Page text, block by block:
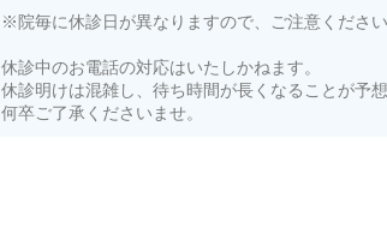
※院毎に休診日が異なりますので、ご注意ください
休診中のお電話の対応はいたしかねます。
休診明けは混雑し、待ち時間が長くなることが予想
何卒ご了承くださいませ。